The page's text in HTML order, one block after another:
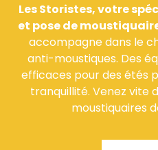
Les Storistes, votre
et pose de
accompagne dans le
anti-moustiques. Des
efficaces pour des étés
tranquillité. Venez vite
moustiquaires